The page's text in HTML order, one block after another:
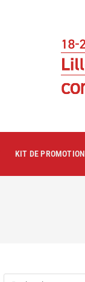
KIT DE PROMOTION